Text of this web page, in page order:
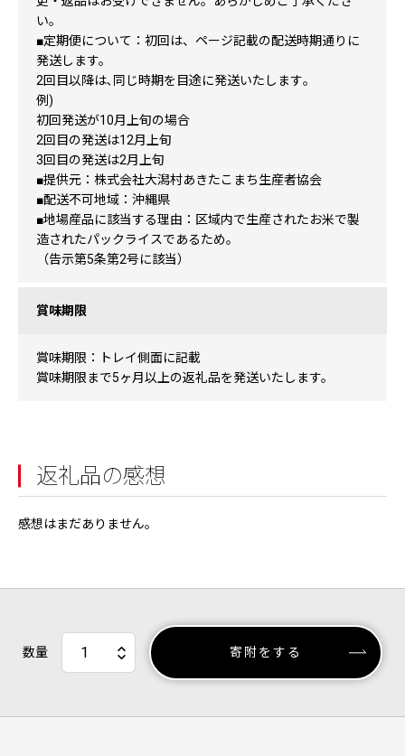
い。
■定期便について：初回は、ページ記載の配送時期通りに
発送します。
2回目以降は､同じ時期を目途に発送いたします｡
例)
初回発送が10月上旬の場合
2回目の発送は12月上旬
3回目の発送は2月上旬
■提供元：株式会社大潟村あきたこまち生産者協会
■配送不可地域：沖縄県
■地場産品に該当する理由：区域内で生産されたお米で製
造されたパックライスであるため。
（告示第5条第2号に該当）
賞味期限
賞味期限：トレイ側面に記載
賞味期限まで5ヶ月以上の返礼品を発送いたします。
返礼品の感想
感想はまだありません。
数量 寄附をする